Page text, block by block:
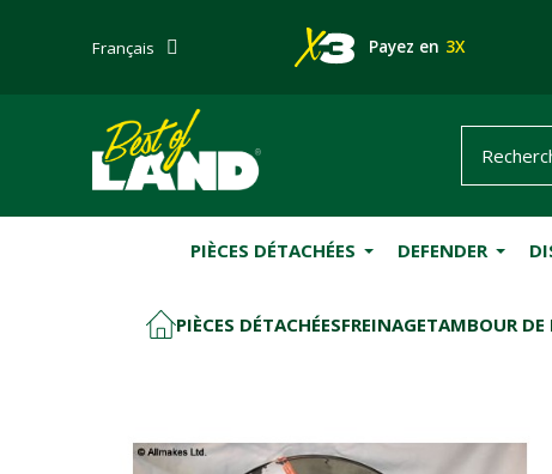
Français Payez en 3X
PIÈCES DÉTACHÉES DEFENDER
PIÈCES DÉTACHÉESFREINAGETAMBOUR DE